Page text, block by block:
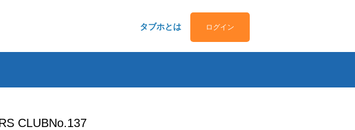
タブホとは ログイン
CLUBNo.137